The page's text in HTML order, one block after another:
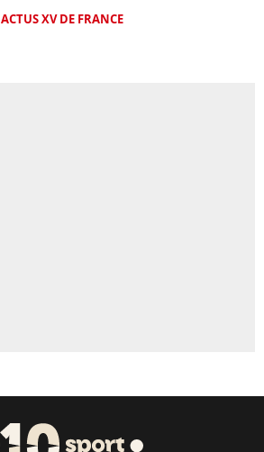
ACTUS XV DE FRANCE